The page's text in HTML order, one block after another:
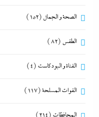
الصحة و الجمال (152)
الطقس (82)
القناة و البودكاست (4)
القوات المسلحة(117)